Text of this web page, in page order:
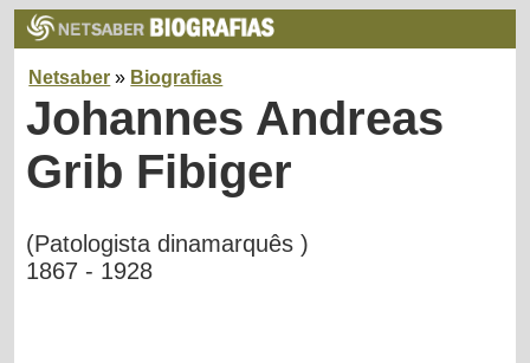
Netsaber » Biografias
Johannes Andreas
Grib Fibiger
(Patologista dinamarquês )
1867 - 1928